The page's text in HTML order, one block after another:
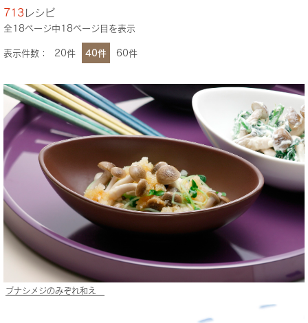
713 レシピ
全18ページ中18ページ目を表示
表示件数： 20件 40件 60件
ブナシメジのみぞれ和え